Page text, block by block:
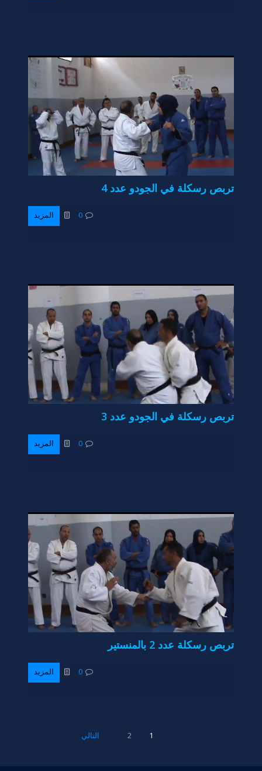
تربص رسكلة في الجودو عدد 4
0 المزيد
تربص رسكلة في الجودو عدد 3
0 المزيد
تربص رسكلة عدد 2 بالمنستير
0 المزيد
1
2 التالي